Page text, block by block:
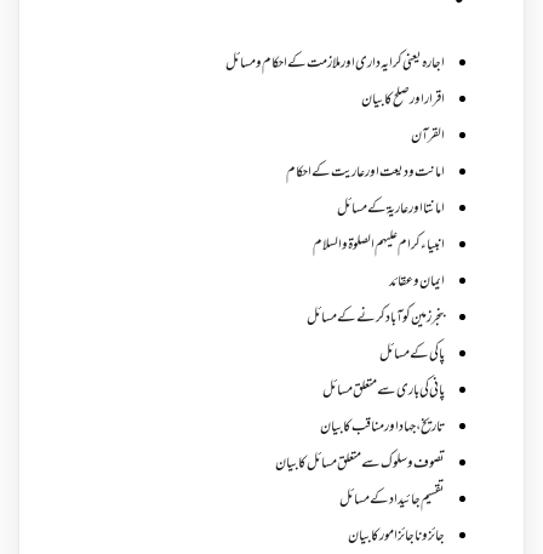
اجارہ یعنی کرایہ داری اور ملازمت کے احکام و مسائل
اقرار اور صلح کا بیان
القرآن
امانت ودیعت اورعاریت کے احکام
امانتا اور عاریة کے مسائل
انبیاء کرام علیہم الصلوۃ والسلام
ایمان وعقائد
بنجر زمین کو آباد کرنے کے مسائل
پاکی کے مسائل
پانی کی باری سے متعلق مسائل
تاریخ،جہاد اور مناقب کا بیان
تصوف و سلوک سے متعلق مسائل کا بیان
تقسیم جائیداد کے مسائل
جائز و ناجائزامور کا بیان